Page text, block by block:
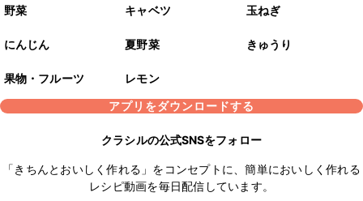
野菜 キャベツ 玉ねぎ
にんじん 夏野菜 きゅうり
果物・フルーツ
レモン
アプリをダウンロードする
クラシルの公式SNSをフォロー
「きちんとおいしく作れる」をコンセプトに、簡単においしく作れる
レシピ動画を毎日配信しています。